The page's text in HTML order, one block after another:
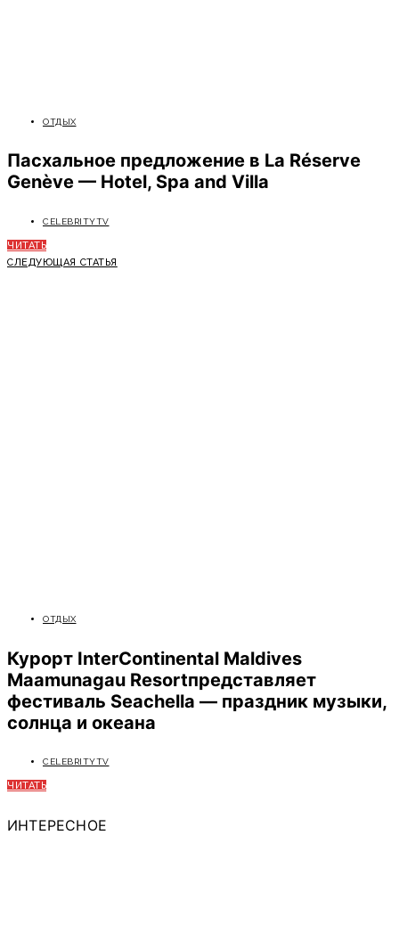
ОТДЫХ
Пасхальное предложение в La Réserve
Genève — Hotel, Spa and Villa
CELEBRITYTV
ЧИТАТЬ
СЛЕДУЮЩАЯ СТАТЬЯ
ОТДЫХ
Курорт InterContinental Maldives
Maamunagau Resortпредставляет
фестиваль Seachella — праздник музыки,
солнца и океана
CELEBRITYTV
ЧИТАТЬ
ИНТЕРЕСНОЕ